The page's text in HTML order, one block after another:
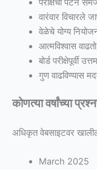
परीक्षेचा पॅटर्न
वारंवार विचारले
वेळेचे योग्य
आत्मविश्वास
बोर्ड परीक्षेपूर्वी
गुण वाढविण्यास
कोणत्या वर्षांच्या
अधिकृत वेबसाइटवर
March 2025